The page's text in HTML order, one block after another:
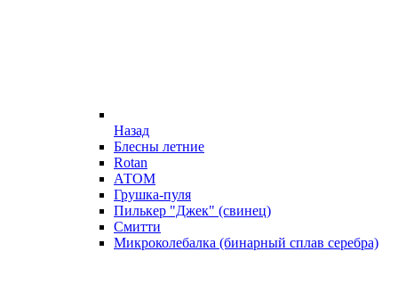
Назад
Блесны летние
Rotan
АТОМ
Грушка-пуля
Пилькер "Джек" (свинец)
Смитти
Микроколебалка (бинарный сплав серебра)